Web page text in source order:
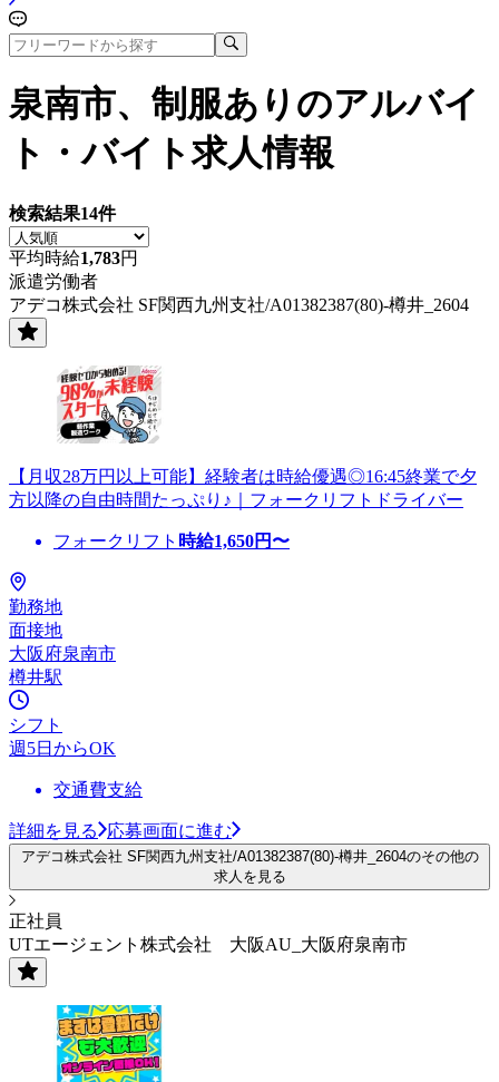
泉南市、制服あり のアルバイ
ト・バイト求人情報
検索結果14件
平均時給1,783円
派遣労働者
アデコ株式会社 SF関西九州支社/A01382387(80)-樽井_2604
【月収28万円以上可能】経験者は時給優遇◎16:45終業で夕
方以降の自由時間たっぷり♪｜フォークリフトドライバー
フォークリフト 時給1,650円〜
勤務地
面接地
大阪府泉南市
樽井駅
シフト
週5日からOK
交通費支給
詳細を見る 応募画面に進む
アデコ株式会社 SF関西九州支社/A01382387(80)-樽井_2604のその他の
求人を見る
正社員
UTエージェント株式会社 大阪AU_大阪府泉南市